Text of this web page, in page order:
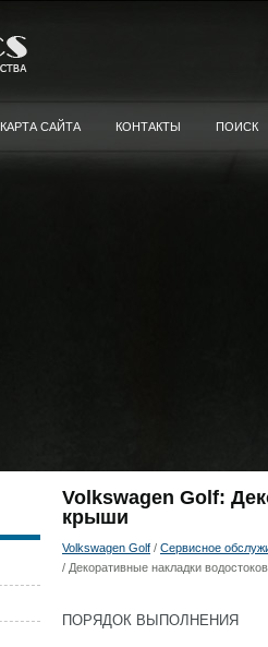
КАРТА САЙТА КОНТАКТЫ ПОИСК
Volkswagen Golf:
крыши
Volkswagen Golf / Сервисное
/ Декоративные накладки
ПОРЯДОК ВЫПОЛНЕНИЯ